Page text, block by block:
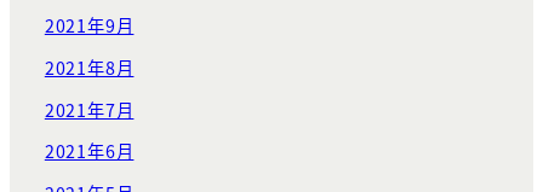
2021年9月
2021年8月
2021年7月
2021年6月